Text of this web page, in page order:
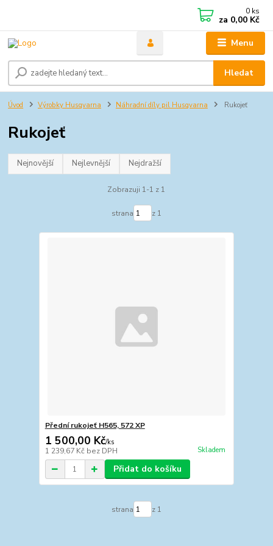
Menu
Hledat
0 ks
za 0,00 Kč
Úvod Výrobky Husqvarna Náhradní díly pil Husqvarna Rukojeť
Rukojeť
Nejnovější Nejlevnější Nejdražší
Zobrazuji 1-1 z 1
strana z 1
Přední rukojeť H565, 572 XP
1 500,00 Kč/ks
1 239,67 Kč bez DPH Skladem
Přidat do košíku
strana z 1